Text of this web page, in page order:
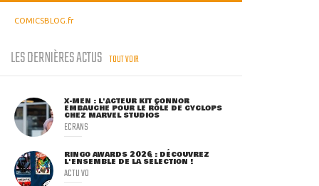
COMICSBLOG.fr
LES DERNIÈRES ACTUS TOUT VOIR
X-MEN : L'ACTEUR KIT CONNOR
EMBAUCHÉ POUR LE RÔLE DE CYCLOPS
CHEZ MARVEL STUDIOS
ECRANS
RINGO AWARDS 2026 : DÉCOUVREZ
L'ENSEMBLE DE LA SÉLECTION !
ACTU VO